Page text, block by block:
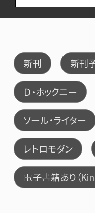
新刊 新刊
Ｄ・ホックニー
ソール・ライター
レトロモダン
電子書籍あり（